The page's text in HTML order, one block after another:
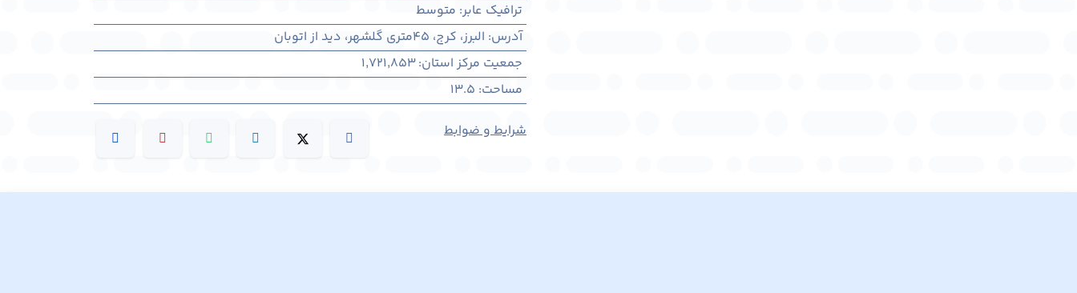
ترافیک عابر: متوسط
آدرس: البرز، کرج، 45متری گلشهر، دید از اتوبان
جمعیت مرکز استان:
1,721,853
مساحت:
13.5
شرایط و ضوابط